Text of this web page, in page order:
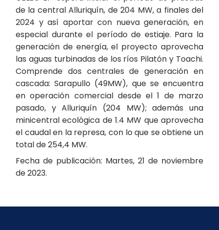
de la central Alluriquín, de 204 MW, a finales del
2024 y así aportar con nueva generación, en
especial durante el período de estiaje. Para la
generación de energía, el proyecto aprovecha
las aguas turbinadas de los ríos Pilatón y Toachi.
Comprende dos centrales de generación en
cascada: Sarapullo (49MW), que se encuentra
en operación comercial desde el 1 de marzo
pasado, y Alluriquín (204 MW); además una
minicentral ecológica de 1.4 MW que aprovecha
el caudal en la represa, con lo que se obtiene un
total de 254,4 MW.
Fecha de publicación: Martes, 21 de noviembre
de 2023.